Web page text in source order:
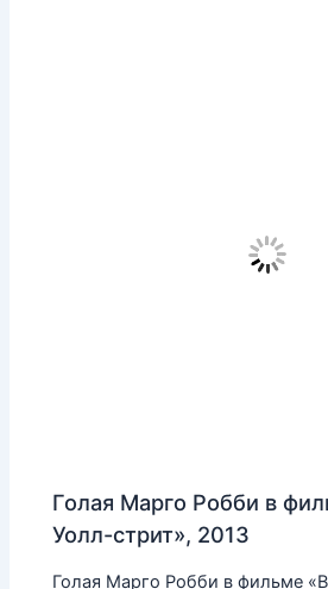
Голая Марго Робби в
Уолл-стрит», 2013
Голая Марго Робби в фильме